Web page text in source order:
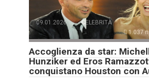
09.01.2026
CELEBRITÀ
1.037
Accoglienza da star:
Hunziker ed Eros
conquistano Houston con